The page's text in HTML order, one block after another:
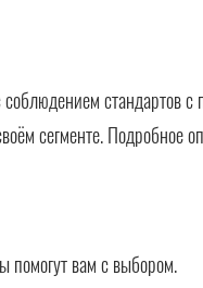
стандартов
сегменте. Подробное
помогут вам с выбором.